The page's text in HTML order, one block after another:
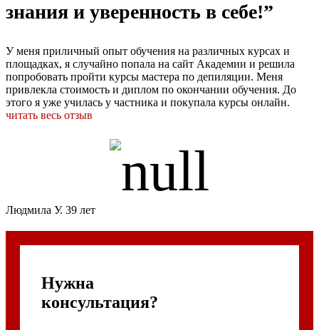
знания и уверенность в себе!”
У меня приличный опыт обучения на различных курсах и
площадках, я случайно попала на сайт Академии и решила
попробовать пройти курсы мастера по депиляции. Меня
привлекла стоимость и диплом по окончании обучения. До
этого я уже училась у частника и покупала курсы онлайн.
читать весь отзыв
Людмила У. 39 лет
Нужна
консультация?